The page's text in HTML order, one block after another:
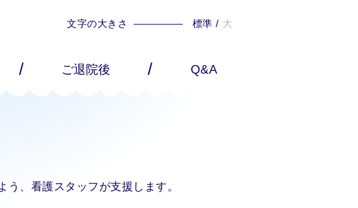
文字の大きさ 標準 / 大
/ ご退院後 / Q&A
、看護スタッフが支援します。